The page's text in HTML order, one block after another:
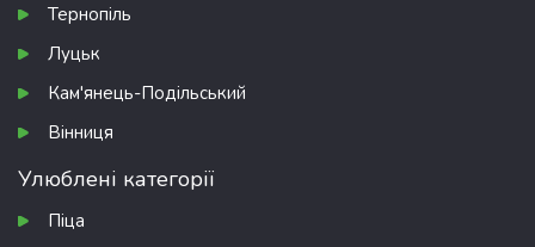
Тернопіль
Луцьк
Кам'янець-Подільський
Вінниця
Улюблені категорії
Піца